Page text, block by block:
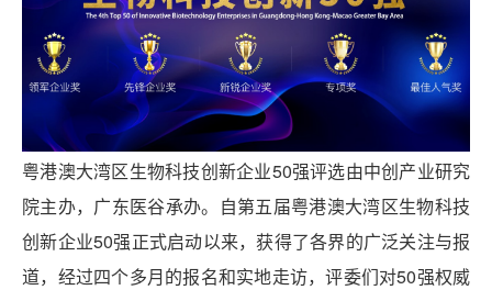
粤港澳大湾区生物科技创新企业50强评选由中创产业研究
院主办，广东医谷承办。自第五届粤港澳大湾区生物科技
创新企业50强正式启动以来，获得了各界的广泛关注与报
道，经过四个多月的报名和实地走访，评委们对50强权威